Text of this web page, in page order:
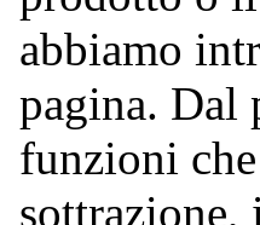
abbiamo
pagina. Dal
funzioni